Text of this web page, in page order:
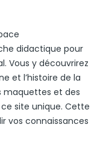
didactique pour
Vous y découvrirez
et l’histoire de la
maquettes et des
site unique. Cette
vos connaissances